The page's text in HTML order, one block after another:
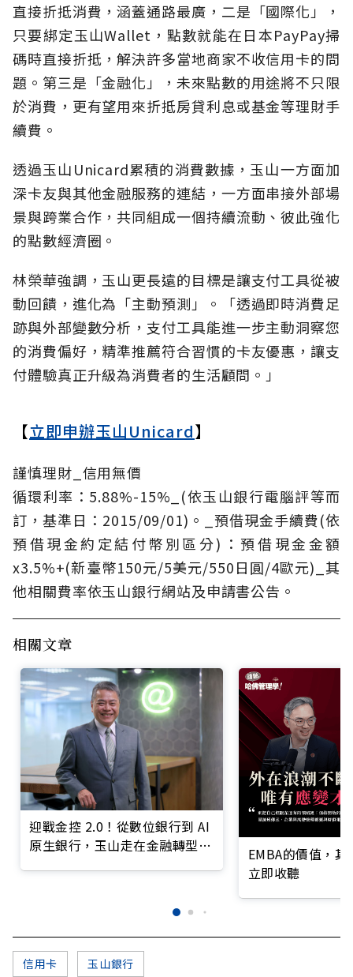
直接折抵消費，涵蓋通路最廣，二是「國際化」，
只要綁定玉山Wallet，點數就能在日本PayPay掃
碼時直接折抵，解決許多當地商家不收信用卡的問
題。第三是「金融化」，未來點數的用途將不只限
於消費，更有望用來折抵房貸利息或基金等理財手
續費。
透過玉山Unicard累積的消費數據，玉山一方面加
深卡友與其他金融服務的連結，一方面串接外部場
景與跨業合作，共同組成一個持續流動、彼此強化
的點數經濟圈。
林榮華強調，玉山更長遠的目標是讓支付工具從被
動回饋，進化為「主動預測」。「透過即時消費足
跡與外部變數分析，支付工具能進一步主動洞察您
的消費偏好，精準推薦符合習慣的卡友優惠，讓支
付體驗真正升級為消費者的生活顧問。」
【立即申辦玉山Unicard】
謹慎理財_信用無價
循環利率：5.88%-15%_(依玉山銀行電腦評等而
訂，基準日：2015/09/01)。_預借現金手續費(依
預借現金約定結付幣別區分)：預借現金金額
x3.5%+(新臺幣150元/5美元/550日圓/4歐元)_其
他相關費率依玉山銀行網站及申請書公告。
相關文章
迎戰金控 2.0！從數位銀行到 AI
原生銀行，玉山走在金融轉型最
EMBA的價值，
立即收聽
信用卡 玉山銀行